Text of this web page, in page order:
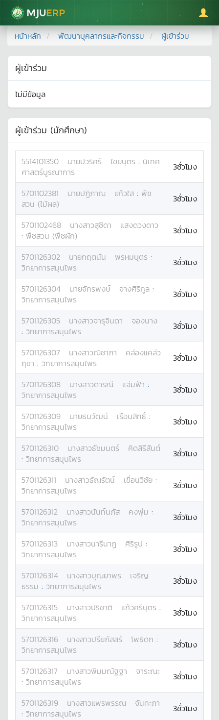
มหาวิทยาลัยแม่โจ้
หน้าหลัก พัฒนาบุคลากรและกิจกรรม ผู้เข้าร่วม
ผู้เข้าร่วม
ไม่มีข้อมูล
ผู้เข้าร่วม (นักศึกษา)
5514101350 นายปวริศร์ ไชยบุตร : นิเทศ
ศาสตร์บูรณาการ
3ชั่วโมง
5701102381 นายปฏิภาณ แก้วใส : พืช
สวน (ไม้ผล)
3ชั่วโมง
5701102468 นางสาวสุชิดา
แสงดวงดาว
: พืชสวน (พืชผัก) 3ชั่วโมง
5701126302 นายกฤตนัน พรหมบุตร :
วิทยาการสมุนไพร
3ชั่วโมง
5701126304 นายจักรพงษ์ จางศิริกูล :
วิทยาการสมุนไพร
3ชั่วโมง
5701126305 นางสาวจารุจินดา
จองนาง
: วิทยาการสมุนไพร 3ชั่วโมง
5701126307 นางสาวณิชาภา
คล่องแคล่ว
ฤชา : วิทยาการสมุนไพร 3ชั่วโมง
5701126308 นางสาวดารณี แจ่มฟ้า :
วิทยาการสมุนไพร
3ชั่วโมง
5701126309 นายธนวัฒน์ เรือนสิทธิ์ :
วิทยาการสมุนไพร
3ชั่วโมง
5701126310 นางสาวธัชมนตร์
คิดสิรีสันต์
: วิทยาการสมุนไพร 3ชั่วโมง
5701126311 นางสาวธัญรัตน์ เขื่อนวิชัย :
วิทยาการสมุนไพร
3ชั่วโมง
5701126312 นางสาวนันท์นภัส คงพุ่ม :
วิทยาการสมุนไพร
3ชั่วโมง
5701126313 นางสาวนารีนาฏ ศิริรูป :
วิทยาการสมุนไพร
3ชั่วโมง
5701126314 นางสาวบุณยาพร
เจริญ
ธรรม : วิทยาการสมุนไพร 3ชั่วโมง
5701126315 นางสาวปริชาติ แก้วศรีบุตร :
วิทยาการสมุนไพร
3ชั่วโมง
5701126316 นางสาวปรียภัสสร์ โพธิดก :
วิทยาการสมุนไพร
3ชั่วโมง
5701126317 นางสาวพิมมณัฐฐา
จาระณะ
: วิทยาการสมุนไพร 3ชั่วโมง
5701126319 นางสาวแพรพรรณ
จันทะภา
: วิทยาการสมุนไพร 3ชั่วโมง